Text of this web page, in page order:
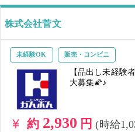
株式会社菅文
未経験OK 販売・コンビニ
【品出し未経験
大募集🌠♪
約 2,930 円(時給